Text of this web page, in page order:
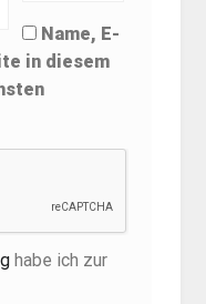
Name, E-
in diesem
habe ich zur